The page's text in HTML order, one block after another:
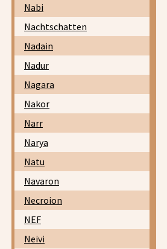
Nabi
Nachtschatten
Nadain
Nadur
Nagara
Nakor
Narr
Narya
Natu
Navaron
Necroion
NEF
Neivi